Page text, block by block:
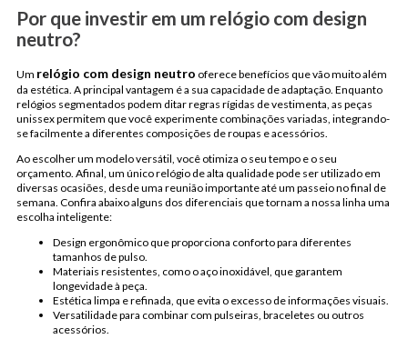
Por que investir em um relógio com design
neutro?
Um relógio com design neutro oferece benefícios que vão muito além
da estética. A principal vantagem é a sua capacidade de adaptação. Enquanto
relógios segmentados podem ditar regras rígidas de vestimenta, as peças
unissex permitem que você experimente combinações variadas, integrando-
se facilmente a diferentes composições de roupas e acessórios.
Ao escolher um modelo versátil, você otimiza o seu tempo e o seu
orçamento. Afinal, um único relógio de alta qualidade pode ser utilizado em
diversas ocasiões, desde uma reunião importante até um passeio no final de
semana. Confira abaixo alguns dos diferenciais que tornam a nossa linha uma
escolha inteligente:
Design ergonômico que proporciona conforto para diferentes
tamanhos de pulso.
Materiais resistentes, como o aço inoxidável, que garantem
longevidade à peça.
Estética limpa e refinada, que evita o excesso de informações visuais.
Versatilidade para combinar com pulseiras, braceletes ou outros
acessórios.